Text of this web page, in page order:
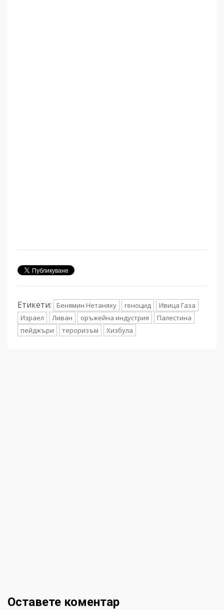
Етикети: Бенямин Нетаняху геноцид
Ивица Газа
Израел
Ливан оръжейна индустрия
Палестина
пейджъри
тероризъм Хизбула
Оставете коментар